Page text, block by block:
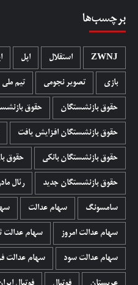
برچسب‌ها
ZWNJ استقلال اپل
بازی تصویر نجومی تیم ملی
حقوق بازنشستگان حقوق
حقوق بازنشستگان افزایش یافت
حقوق بازنشستگان بانکی حقوق
حقوق بازنشستگان جدید رئال
سامسونگ سهام عدالت
سهام عدالت امروز سهام عدالت
سهام عدالت سود سهام عدالت